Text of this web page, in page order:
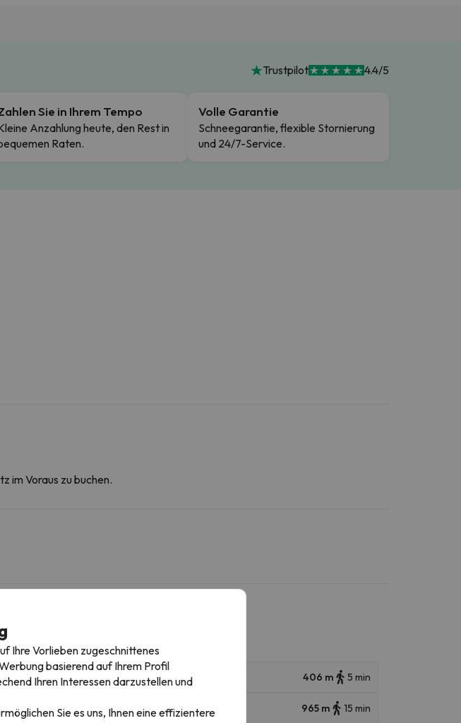
Trustpilot 4.4/5
Sie in Ihrem Tempo
Anzahlung heute, den Rest in
Raten.
Volle Garantie
Schneegarantie, flexible Stornierung
und 24/7-Service.
im Voraus zu buchen.
Gondelbahn 406 m 5 min
Schlepplift 965 m 15 min
Ihre Vorlieben zugeschnittenes
basierend auf Ihrem Profil
Ihren Interessen darzustellen und
Sie es uns, Ihnen eine effizientere